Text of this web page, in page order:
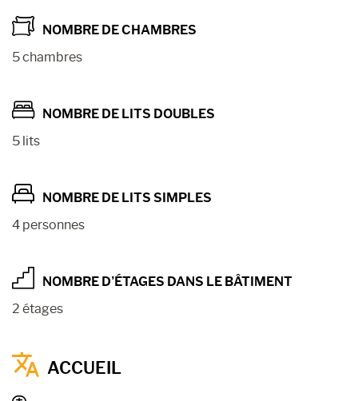
NOMBRE DE CHAMBRES
5 chambres
NOMBRE DE LITS DOUBLES
5 lits
NOMBRE DE LITS SIMPLES
4 personnes
NOMBRE D’ÉTAGES DANS LE BÂTIMENT
2 étages
ACCUEIL